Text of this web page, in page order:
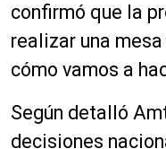
confirmó que la
realizar una
cómo vamos a
Según detalló
decisiones